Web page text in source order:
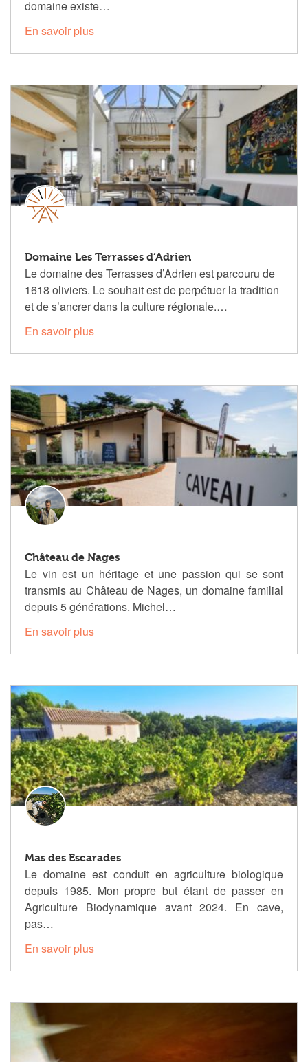
domaine existe…
En savoir plus
Domaine Les Terrasses d’Adrien
Le domaine des Terrasses d’Adrien est parcouru de
1618 oliviers. Le souhait est de perpétuer la tradition
et de s’ancrer dans la culture régionale.…
En savoir plus
Château de Nages
Le vin est un héritage et une passion qui se sont
transmis au Château de Nages, un domaine familial
depuis 5 générations. Michel…
En savoir plus
Mas des Escarades
Le domaine est conduit en agriculture biologique
depuis 1985. Mon propre but étant de passer en
Agriculture Biodynamique avant 2024. En cave,
pas…
En savoir plus